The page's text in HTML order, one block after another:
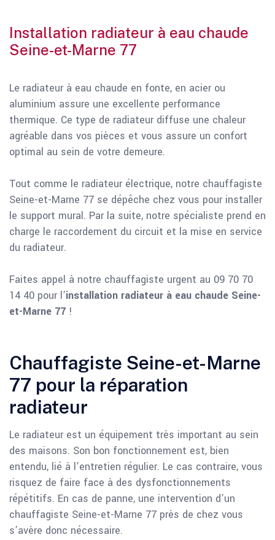
Installation radiateur à eau chaude
Seine-et-Marne 77
Le radiateur à eau chaude en fonte, en acier ou
aluminium assure une excellente performance
thermique. Ce type de radiateur diffuse une chaleur
agréable dans vos pièces et vous assure un confort
optimal au sein de votre demeure.
Tout comme le radiateur électrique, notre chauffagiste
Seine-et-Marne 77 se dépêche chez vous pour installer
le support mural. Par la suite, notre spécialiste prend en
charge le raccordement du circuit et la mise en service
du radiateur.
Faites appel à notre chauffagiste urgent au 09 70 70
14 40 pour l’installation radiateur à eau chaude Seine-
et-Marne 77 !
Chauffagiste Seine-et-Marne
77 pour la réparation
radiateur
Le radiateur est un équipement très important au sein
des maisons. Son bon fonctionnement est, bien
entendu, lié à l’entretien régulier. Le cas contraire, vous
risquez de faire face à des dysfonctionnements
répétitifs. En cas de panne, une intervention d’un
chauffagiste Seine-et-Marne 77 près de chez vous
s’avère donc nécessaire.